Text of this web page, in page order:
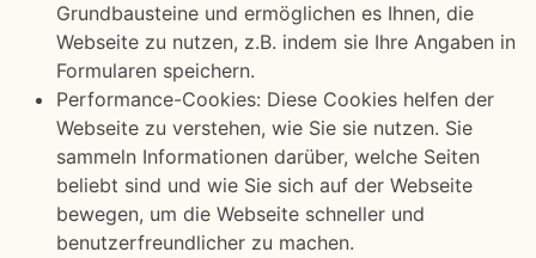
Grundbausteine und ermöglichen es Ihnen, die
Webseite zu nutzen, z.B. indem sie Ihre Angaben in
Formularen speichern.
Performance-Cookies: Diese Cookies helfen der
Webseite zu verstehen, wie Sie sie nutzen. Sie
sammeln Informationen darüber, welche Seiten
beliebt sind und wie Sie sich auf der Webseite
bewegen, um die Webseite schneller und
benutzerfreundlicher zu machen.